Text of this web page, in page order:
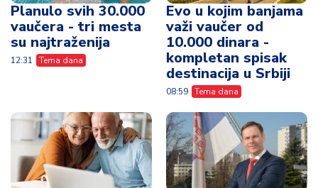
Planulo svih 30.000
vaučera - tri mesta
su najtraženija
12:31 Tema dana
Evo u kojim banjama
važi vaučer od
10.000 dinara -
kompletan spisak
destinacija u Srbiji
08:59 Tema dana